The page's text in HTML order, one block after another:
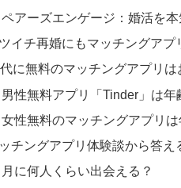
ペアーズエンゲージ：婚活を本
イチ再婚にもマッチングアプ
に無料のマッチングアプリは
男性無料アプリ「Tinder」は
女性無料のマッチングアプリ
チングアプリ体験談から答え
月に何人くらい出会える？